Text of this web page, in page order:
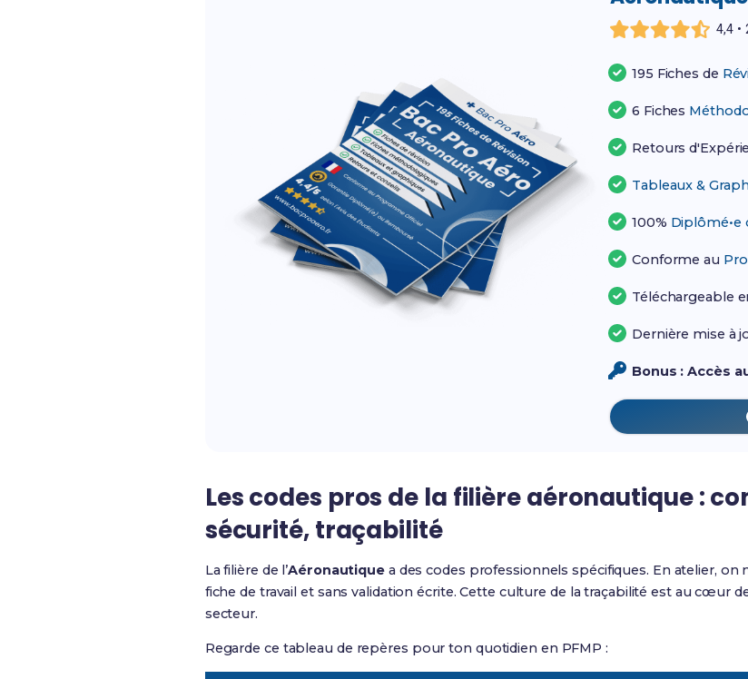
4,4 •
195 Fiches de
6 Fiches
Retours
Tableaux &
100% Diplômé•e
Conforme au
Téléchargeable
Dernière mise à
Bonus : Accès
Les codes pros de la filière aéronautique :
sécurité, traçabilité
La filière de l’Aéronautiquea des codes professionnels spécifiques. En atelier, on
fiche de travail et sans validation écrite. Cette culture de la traçabilité est au cœur
secteur.
Regarde ce tableau de repères pour ton quotidien en PFMP :